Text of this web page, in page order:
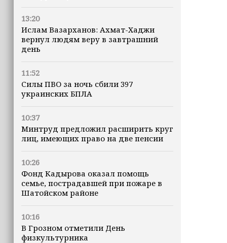
13:20
Ислам Вазарханов: Ахмат-Хаджи
вернул людям веру в завтрашний
день
11:52
Силы ПВО за ночь сбили 397
украинских БПЛА
10:37
Минтруд предложил расширить круг
лиц, имеющих право на две пенсии
10:26
Фонд Кадырова оказал помощь
семье, пострадавшей при пожаре в
Шатойском районе
10:16
В Грозном отметили День
физкультурника